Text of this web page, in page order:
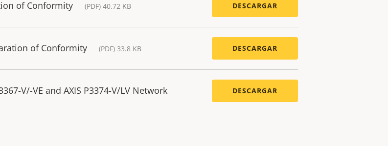
of Conformity (PDF) 40.72 KB DESCARGAR
of Conformity (PDF) 33.8 KB DESCARGAR
V/-VE and AXIS P3374-V/LV Network
DESCARGAR